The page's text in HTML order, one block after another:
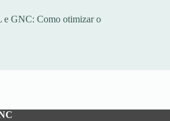
e GNC: Como otimizar o